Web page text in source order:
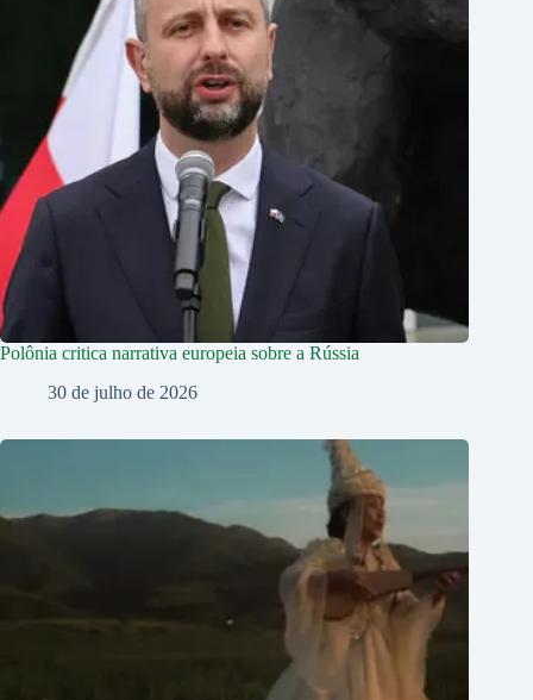
Polônia critica narrativa europeia sobre a Rússia
30 de julho de 2026